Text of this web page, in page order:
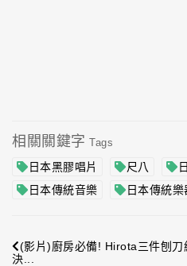
相關關鍵字 Tags
日本黑膠唱片 尺八
日本傳統音樂
日本傳統樂
(影片)廚房必備! Hirota三件刨
決...